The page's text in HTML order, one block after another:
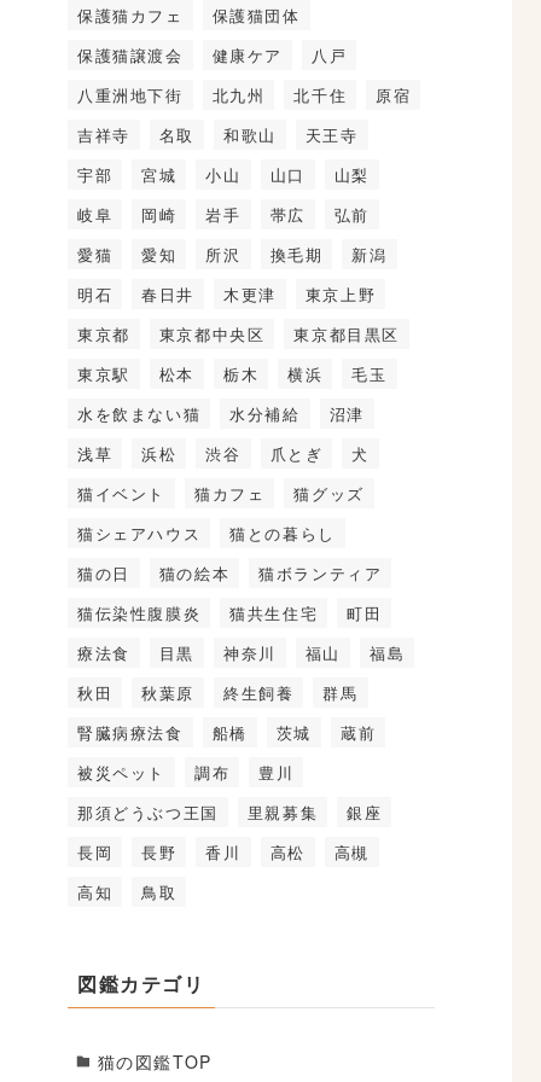
保護猫カフェ
保護猫団体
保護猫譲渡会
健康ケア
八戸
八重洲地下街
北九州 北千住
原宿
吉祥寺
名取 和歌山
天王寺
宇部
宮城 小山 山口
山梨
岐阜
岡崎 岩手 帯広
弘前
愛猫
愛知 所沢 換毛期
新潟
明石
春日井 木更津
東京上野
東京都
東京都中央区
東京都目黒区
東京駅
松本 栃木 横浜
毛玉
水を飲まない猫
水分補給
沼津
浅草
浜松 渋谷 爪とぎ
犬
猫イベント
猫カフェ
猫グッズ
猫シェアハウス
猫との暮らし
猫の日
猫の絵本
猫ボランティア
猫伝染性腹膜炎
猫共生住宅
町田
療法食
目黒 神奈川 福山
福島
秋田
秋葉原 終生飼養
群馬
腎臓病療法食
船橋 茨城
蔵前
被災ペット
調布
豊川
那須どうぶつ王国
里親募集
銀座
長岡
長野 香川 高松
高槻
高知
鳥取
図鑑カテゴリ
猫の図鑑TOP